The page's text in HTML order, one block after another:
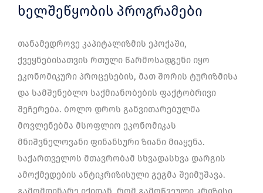
ხელშეწყობის პროგრამები
თანამედროვე კაპიტალიზმის ეპოქაში,
ქვეყნებისათვის რთული წარმოსადგენი იყო
ეკონომიკური პროცესების, მათ შორის ტურიზმისა
და სამშენებლო საქმიანობების ფაქტობრივი
შეჩერება. ბოლო დროს განვითარებულმა
მოვლენებმა მსოფლიო ეკონომიკას
მნიშვნელოვანი ფინანსური ზიანი მიაყენა.
საქართველოს მთავრობამ სხვადასხვა დარგის
ამოქმედების ანტიკრიზისული გეგმა შეიმუშავა.